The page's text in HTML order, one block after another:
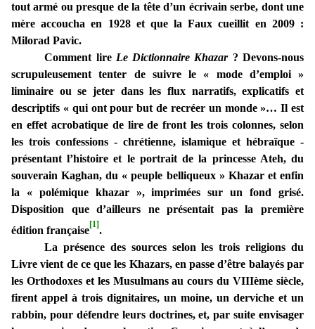
tout armé ou presque de la tête d’un écrivain serbe, dont une
mère accoucha en 1928 et que la Faux cueillit en 2009 :
Milorad Pavic.
Comment lire Le Dictionnaire Khazar ? Devons-nous
scrupuleusement tenter de suivre le « mode d’emploi »
liminaire ou se jeter dans les flux narratifs, explicatifs et
descriptifs « qui ont pour but de recréer un monde »… Il est
en effet acrobatique de lire de front les trois colonnes, selon
les trois confessions - chrétienne, islamique et hébraïque -
présentant l’histoire et le portrait de la princesse Ateh, du
souverain Kaghan, du « peuple belliqueux » Khazar et enfin
la « polémique khazar », imprimées sur un fond grisé.
Disposition que d’ailleurs ne présentait pas la première
édition française[1].
La présence des sources selon les trois religions du
Livre vient de ce que les Khazars, en passe d’être balayés par
les Orthodoxes et les Musulmans au cours du VIIIème siècle,
firent appel à trois dignitaires, un moine, un derviche et un
rabbin, pour défendre leurs doctrines, et, par suite envisager